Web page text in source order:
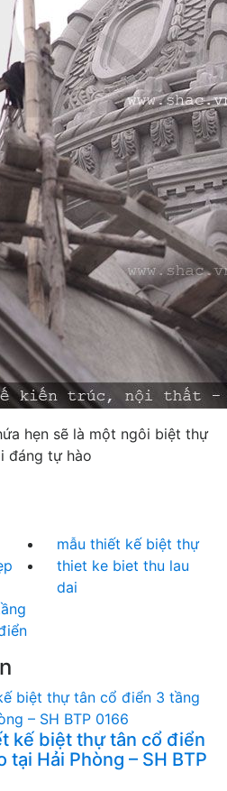
hẹn sẽ là một ngôi biệt thự
đáng tự hào
mẫu thiết kế biệt thự
thiet ke biet thu lau
dai
kế biệt thự tân cổ điển
Hải Phòng – SH BTP